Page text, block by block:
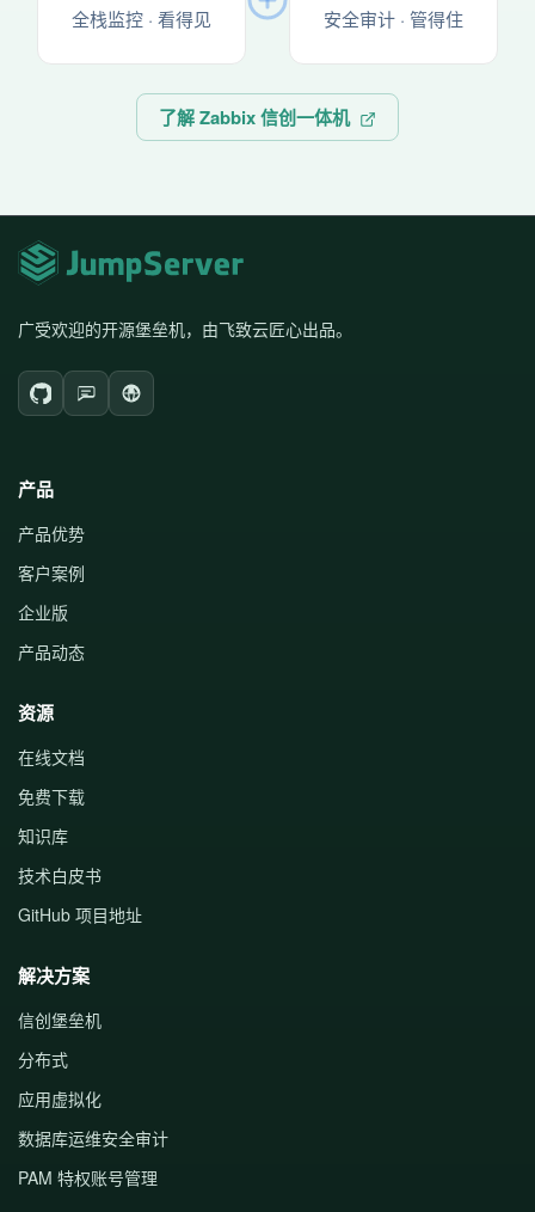
全栈监控 · 看得见 安全审计 · 管得住
了解 Zabbix 信创一体机
广受欢迎的开源堡垒机，由飞致云匠心出品。
产品
产品优势
客户案例
企业版
产品动态
资源
在线文档
免费下载
知识库
技术白皮书
GitHub 项目地址
解决方案
信创堡垒机
分布式
应用虚拟化
数据库运维安全审计
PAM 特权账号管理